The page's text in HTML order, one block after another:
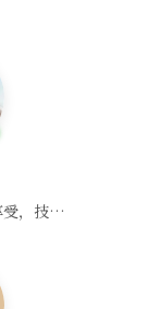
别问价，先享受，技师马上到！